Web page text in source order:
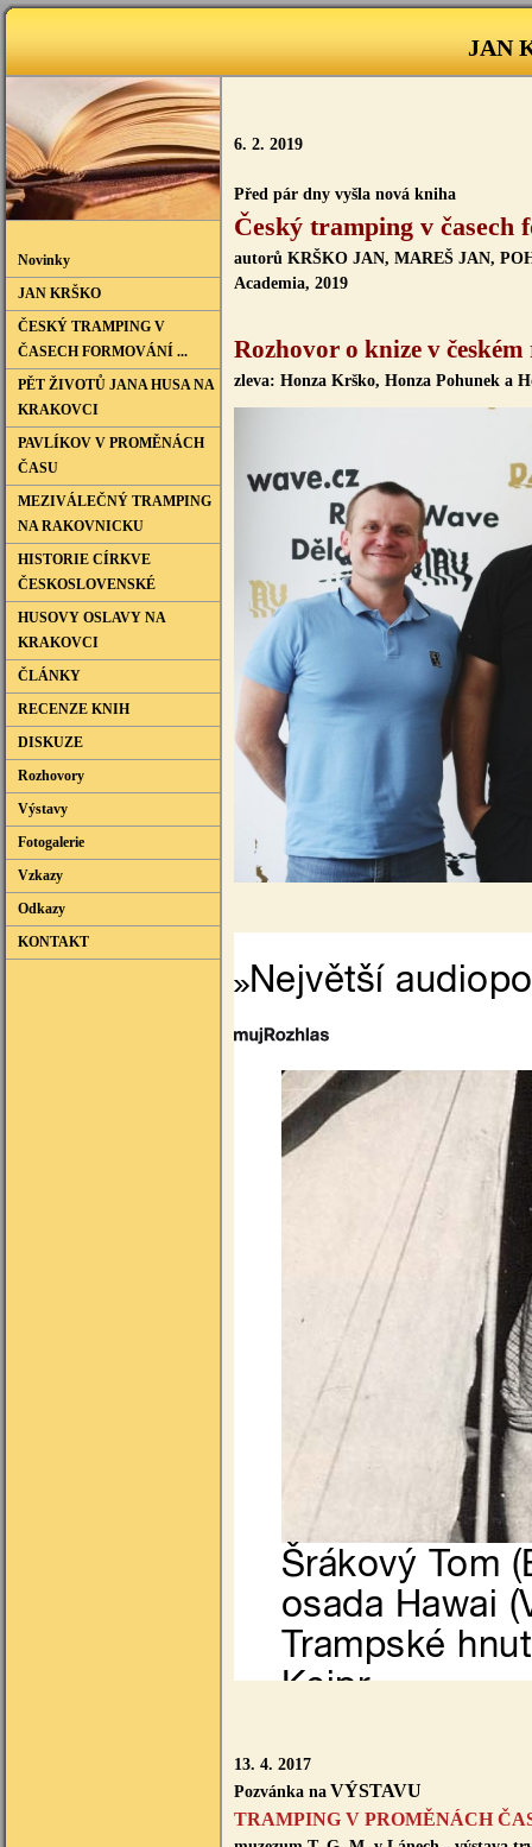
JAN
Novinky
JAN KRŠKO
ČESKÝ TRAMPING V
ČASECH FORMOVÁNÍ ...
PĚT ŽIVOTŮ JANA HUSA NA
KRAKOVCI
PAVLÍKOV V PROMĚNÁCH
ČASU
MEZIVÁLEČNÝ TRAMPING
NA RAKOVNICKU
HISTORIE CÍRKVE
ČESKOSLOVENSKÉ
HUSOVY OSLAVY NA
KRAKOVCI
ČLÁNKY
RECENZE KNIH
DISKUZE
Rozhovory
Výstavy
Fotogalerie
Vzkazy
Odkazy
KONTAKT
6. 2. 2019
Před pár dny vyšla nová kniha
Český tramping v časech
autorů KRŠKO JAN, MAREŠ JAN,
Academia, 2019
Rozhovor o knize v
zleva: Honza Krško, Honza Pohunek a
13. 4. 2017
Pozvánka na VÝSTAVU
TRAMPING V PROMĚNÁCH